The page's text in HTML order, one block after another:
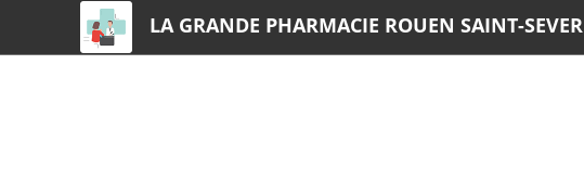
LA GRANDE PHARMACIE ROUEN SAINT-SEVER